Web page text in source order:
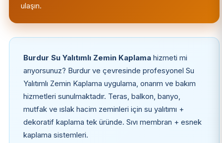
ulaşın.
Burdur Su Yalıtımlı Zemin Kaplamahizmeti mi
arıyorsunuz? Burdur ve çevresinde profesyonel Su
Yalıtımlı Zemin Kaplama uygulama, onarım ve bakım
hizmetleri sunulmaktadır. Teras, balkon, banyo,
mutfak ve ıslak hacim zeminleri için su yalıtımı +
dekoratif kaplama tek üründe. Sıvı membran + esnek
kaplama sistemleri.